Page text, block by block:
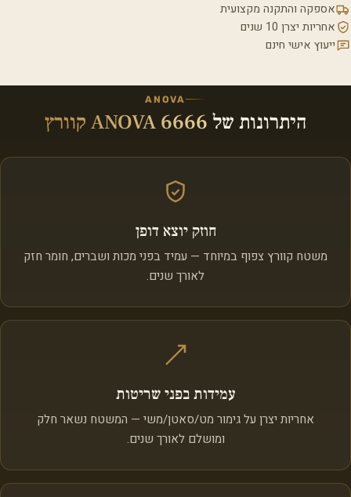
אספקה והתקנה מקצועית
אחריות יצרן 10 שנים
ייעוץ אישי חינם
ANOVA
היתרונות של ANOVA 6666 קוורץ
חוזק יוצא דופן
משטח קוורץ צפוף במיוחד — עמיד בפני מכות ושברים, חומר חזק
לאורך שנים.
עמידות בפני שריטות
אחריות יצרן על גימור מט/סאטן/משי — המשטח נשאר חלק
ומושלם לאורך שנים.